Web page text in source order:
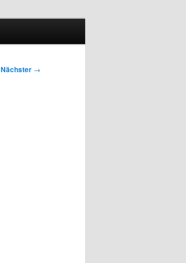
Nächster →